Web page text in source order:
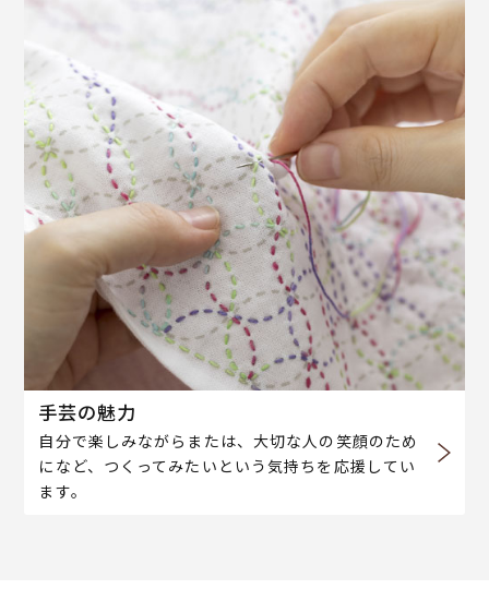
手芸の魅力
自分で楽しみながらまたは、大切な人の笑顔のため
になど、つくってみたいという気持ちを応援してい
ます。